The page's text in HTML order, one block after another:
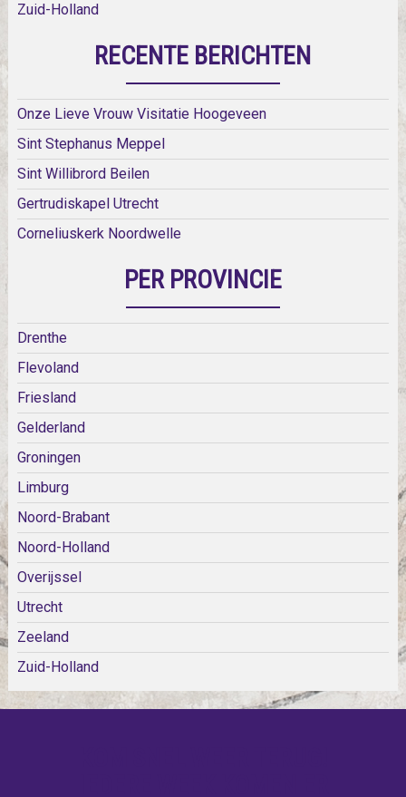
Zuid-Holland
RECENTE BERICHTEN
Onze Lieve Vrouw Visitatie Hoogeveen
Sint Stephanus Meppel
Sint Willibrord Beilen
Gertrudiskapel Utrecht
Corneliuskerk Noordwelle
PER PROVINCIE
Drenthe
Flevoland
Friesland
Gelderland
Groningen
Limburg
Noord-Brabant
Noord-Holland
Overijssel
Utrecht
Zeeland
Zuid-Holland